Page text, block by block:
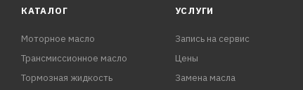
КАТАЛОГ
Моторное масло
Трансмиссионное масло
Тормозная жидкость
УСЛУГИ
Запись на сервис
Цены
Замена масла